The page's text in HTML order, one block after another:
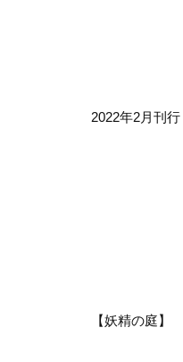
2022年2月刊行
【妖精の庭】